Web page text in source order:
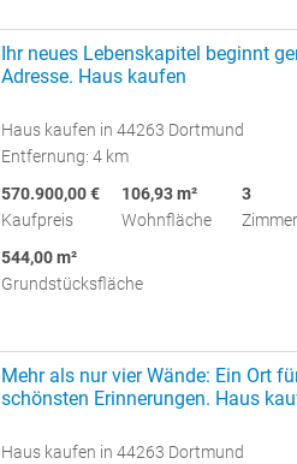
Ihr neues Lebenskapitel beginnt
Adresse. Haus kaufen
Haus kaufen in 44263 Dortmund
Entfernung: 4 km
570.900,00 €
Kaufpreis
106,93 m²
Wohnfläche
3
Zimmer
544,00 m²
Grundstücksfläche
Mehr als nur vier Wände: Ein Ort
schönsten Erinnerungen. Haus
Haus kaufen in 44263 Dortmund